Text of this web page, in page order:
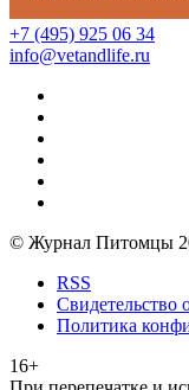
+7 (495) 925 06 34
info@vetandlife.ru
© Журнал Питомцы
RSS
Политика
16+